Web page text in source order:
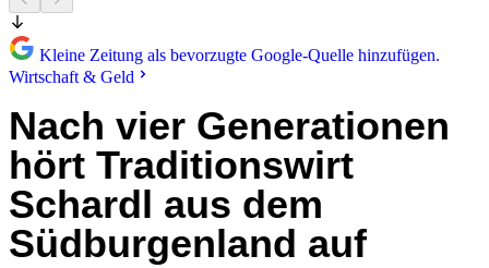
Kleine Zeitung als bevorzugte Google-Quelle hinzufügen.
Wirtschaft & Geld
Nach vier Generationen
hört Traditionswirt
Schardl aus dem
Südburgenland auf